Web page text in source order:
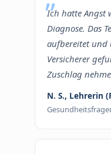
Ich hatte Angst
Diagnose. Das
aufbereitet und
Versicherer
Zuschlag
N. S., Lehrerin